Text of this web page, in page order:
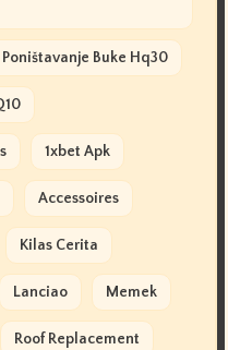
Buke Hq30
1xbet Apk
Accessoires
Kilas Cerita
Lanciao Memek
Roof Replacement